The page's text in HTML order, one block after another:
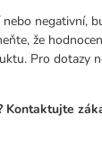
negativní,
že
Pro dotazy
Kontaktujte